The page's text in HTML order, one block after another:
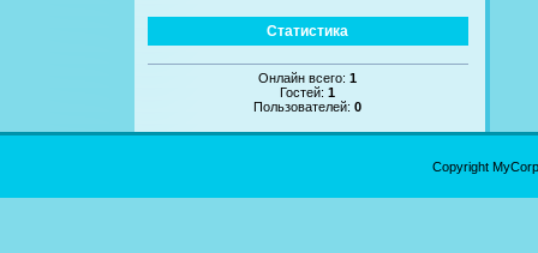
Статистика
Онлайн всего:1
Гостей:1
Пользователей:0
Copyright